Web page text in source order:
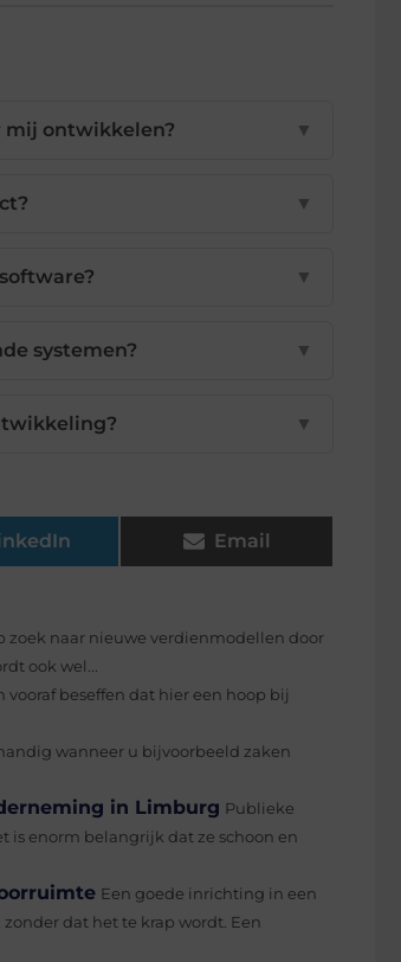
mij ontwikkelen? ▼
▼
▼
systemen? ▼
▼
Email
zoek naar nieuwe verdienmodellen door
ook wel...
beseffen dat hier een hoop bij
wanneer u bijvoorbeeld zaken
in Limburg Publieke
is enorm belangrijk dat ze schoon en
Een goede inrichting in een
dat het te krap wordt. Een